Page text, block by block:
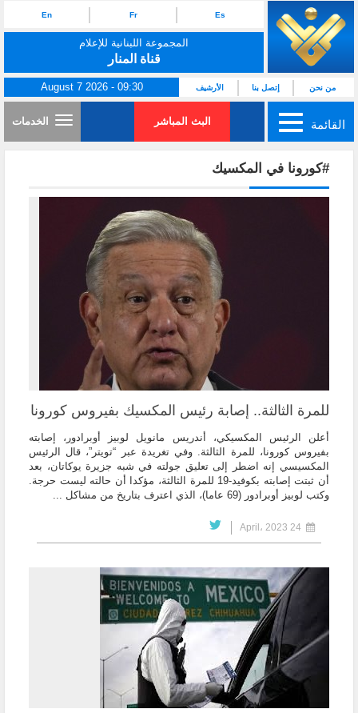
Es
Fr
En
المجموعة اللبنانية للإعلام
قناة المنار
من نحن إتصل بنا الأرشيف August 7 2026 - 09:30
القائمة البث المباشر الخدمات
#كورونا في المكسيك
للمرة الثالثة.. إصابة رئيس المكسيك بفيروس كورونا
أعلن الرئيس المكسيكي، أندريس مانويل لوبيز أوبرادور، إصابته
بفيروس كورونا، للمرة الثالثة. وفي تغريدة عبر “تويتر”، قال الرئيس
المكسيسي إنه اضطر إلى تعليق جولته في شبه جزيرة يوكاتان، بعد
أن ثبتت إصابته بكوفيد-19 للمرة الثالثة، مؤكدا أن حالته ليست حرجة.
وكتب لوبيز أوبرادور (69 عاما)، الذي اعترف بتاريخ من مشاكل ...